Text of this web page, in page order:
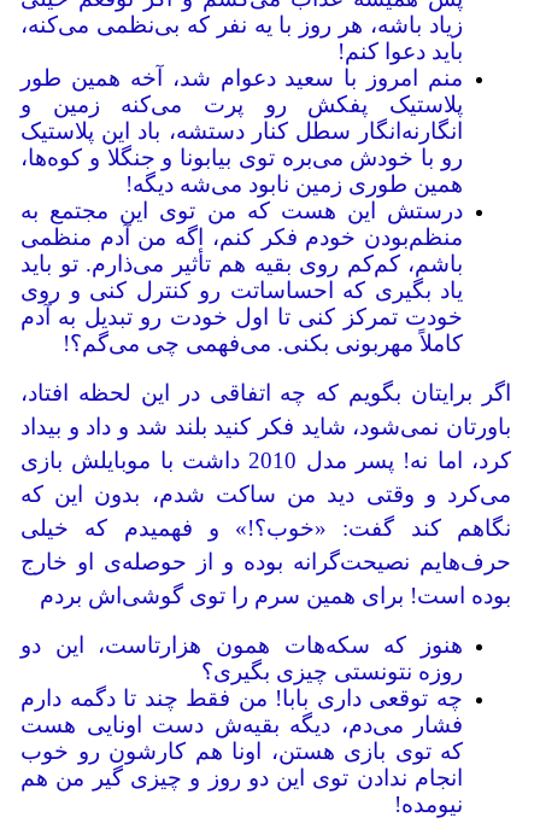
زیاد باشه، هر روز با یه نفر که بی‌نظمی می‌کنه،
باید دعوا کنم!
منم امروز با سعید دعوام شد، آخه همین طور
پلاستیک پفکش رو پرت می‌کنه زمین و
انگارنه‌انگار سطل کنار دستشه، باد این پلاستیک
رو با خودش می‌بره توی بیابونا و جنگلا و کوه‌ها،
همین طوری زمین نابود می‌شه دیگه!
درستش این هست که من توی این مجتمع به
منظم‌بودن خودم فکر کنم، اگه من آدم منظمی
باشم، کم‌کم روی بقیه هم تأثیر می‌ذارم. تو باید
یاد بگیری که احساساتت رو کنترل کنی و روی
خودت تمرکز کنی تا اول خودت رو تبدیل به آدم
کاملاً مهربونی بکنی. می‌فهمی چی می‌گم؟!
اگر برایتان بگویم که چه اتفاقی در این لحظه افتاد،
باورتان نمی‌شود، شاید فکر کنید بلند شد و داد و بیداد
کرد، اما نه! پسر مدل 2010 داشت با موبایلش بازی
می‌کرد و وقتی دید من ساکت شدم، بدون این که
نگاهم کند گفت: «خوب؟!» و فهمیدم که خیلی
حرف‌هایم نصیحت‌گرانه بوده و از حوصله‌ی او خارج
بوده است! برای همین سرم را توی گوشی‌اش بردم
هنوز که سکه‌هات همون هزارتاست، این دو
روزه نتونستی چیزی بگیری؟
چه توقعی داری بابا! من فقط چند تا دگمه دارم
فشار می‌دم، دیگه بقیه‌ش دست اونایی هست
که توی بازی هستن، اونا هم کارشون رو خوب
انجام ندادن توی این دو روز و چیزی گیر من هم
نیومده!